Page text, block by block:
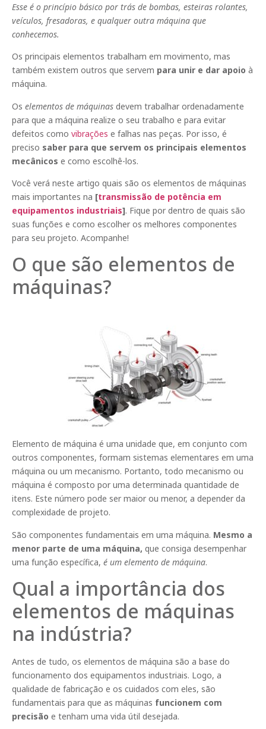
Esse é o princípio básico por trás de bombas, esteiras rolantes,
veículos, fresadoras, e qualquer outra máquina que
conhecemos.
Os principais elementos trabalham em movimento, mas
também existem outros que servem para unir e dar apoio à
máquina.
Os elementos de máquinas devem trabalhar ordenadamente
para que a máquina realize o seu trabalho e para evitar
defeitos como vibrações e falhas nas peças. Por isso, é
preciso saber para que servem os principais elementos
mecânicos e como escolhê-los.
Você verá neste artigo quais são os elementos de máquinas
mais importantes na [transmissão de potência em
equipamentos industriais]. Fique por dentro de quais são
suas funções e como escolher os melhores componentes
para seu projeto. Acompanhe!
O que são elementos de
máquinas?
Elemento de máquina é uma unidade que, em conjunto com
outros componentes, formam sistemas elementares em uma
máquina ou um mecanismo. Portanto, todo mecanismo ou
máquina é composto por uma determinada quantidade de
itens. Este número pode ser maior ou menor, a depender da
complexidade de projeto.
São componentes fundamentais em uma máquina. Mesmo a
menor parte de uma máquina, que consiga desempenhar
uma função específica, é um elemento de máquina.
Qual a importância dos
elementos de máquinas
na indústria?
Antes de tudo, os elementos de máquina são a base do
funcionamento dos equipamentos industriais. Logo, a
qualidade de fabricação e os cuidados com eles, são
fundamentais para que as máquinas funcionem com
precisão e tenham uma vida útil desejada.